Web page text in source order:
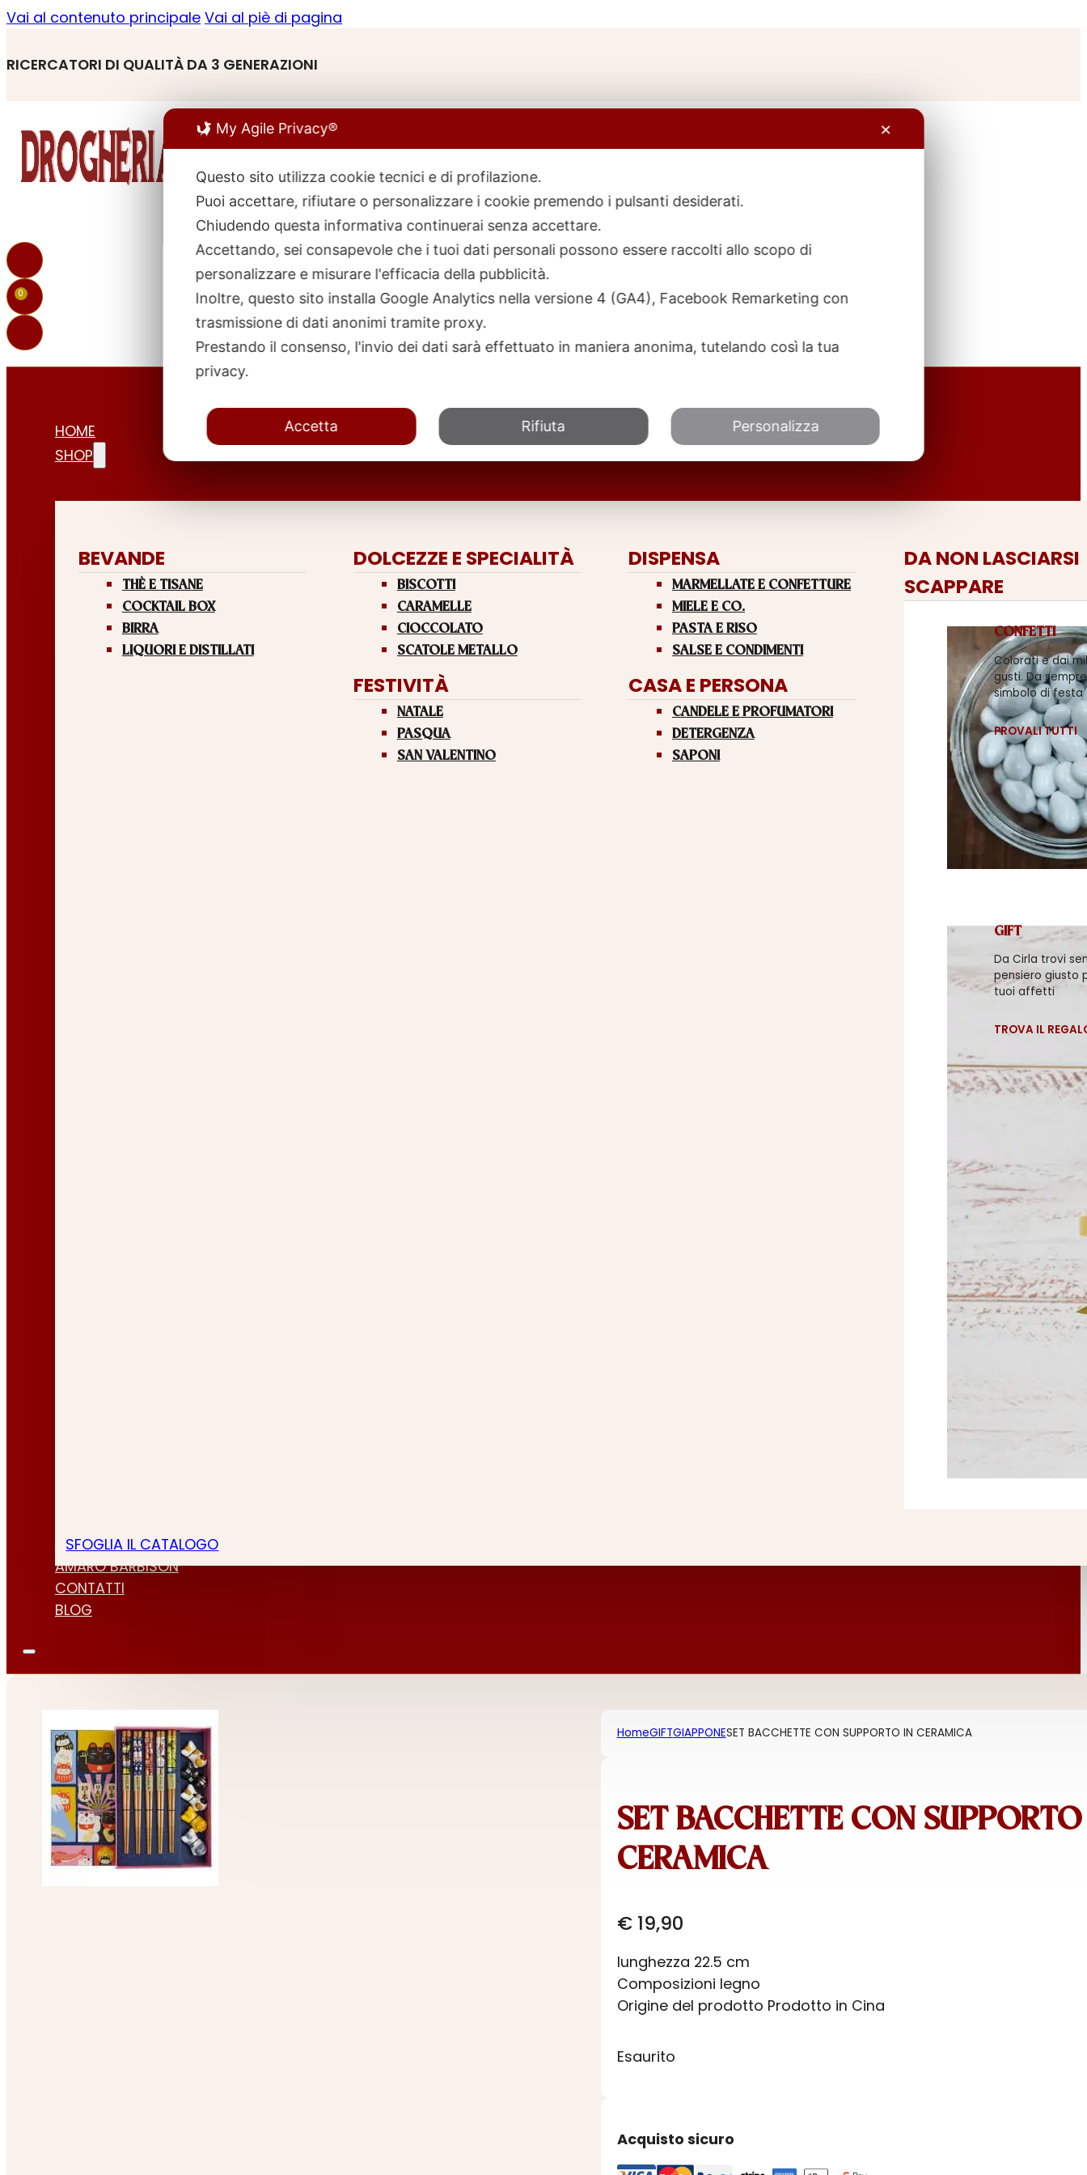
Vai al contenuto principale Vai al piè di pagina
RICERCATORI DI QUALITÀ DA 3 GENERAZIONI
Ricerca
prodotti
0
HOME
SHOP
BEVANDE
THÈ E TISANE
COCKTAIL BOX
BIRRA
LIQUORI E DISTILLATI
DOLCEZZE E SPECIALITÀ
BISCOTTI
CARAMELLE
CIOCCOLATO
SCATOLE METALLO
FESTIVITÀ
NATALE
PASQUA
SAN VALENTINO
DISPENSA
MARMELLATE E CONFETTURE
MIELE E CO.
PASTA E RISO
SALSE E CONDIMENTI
CASA E PERSONA
CANDELE E PROFUMATORI
DETERGENZA
SAPONI
DA NON LASCIARSI
SCAPPARE
CONFETTI
Colorati e dai
gusti. Da sempre
simbolo di festa
PROVALI TUTTI
GIFT
Da Cirla trovi
pensiero giusto
tuoi affetti
TROVA IL
SFOGLIA IL CATALOGO
CHI SIAMO
AMARO BARBISON
CONTATTI
BLOG
HomeGIFTGIAPPONESET BACCHETTE CON SUPPORTO IN CERAMICA
SET BACCHETTE CON
CERAMICA
€19,90
lunghezza 22.5 cm
Composizioni legno
Origine del prodotto Prodotto in Cina
Esaurito
Acquisto sicuro
My Agile Privacy® ✕
Questo sito utilizza cookie tecnici e di profilazione.
Puoi accettare, rifiutare o personalizzare i cookie premendo i pulsanti desiderati.
Chiudendo questa informativa continuerai senza accettare.
Accettando, sei consapevole che i tuoi dati personali possono essere raccolti allo scopo di
personalizzare e misurare l'efficacia della pubblicità.
Inoltre, questo sito installa Google Analytics nella versione 4 (GA4), Facebook Remarketing con
trasmissione di dati anonimi tramite proxy.
Prestando il consenso, l'invio dei dati sarà effettuato in maniera anonima, tutelando così la tua
privacy.
Accetta Rifiuta Personalizza